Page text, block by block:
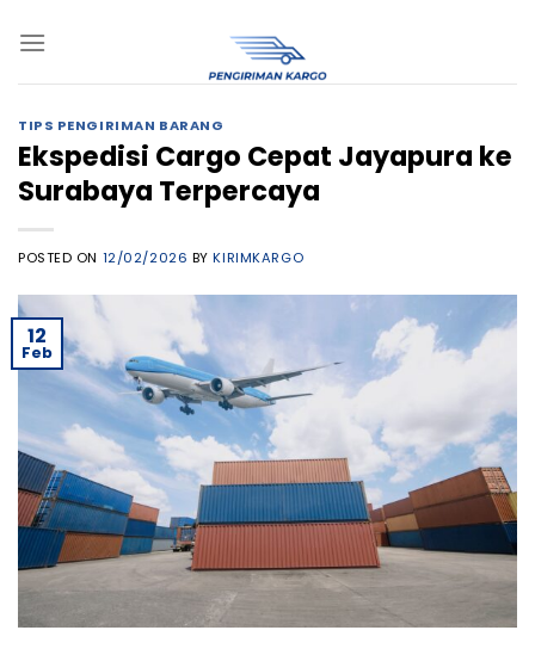
TIPS PENGIRIMAN BARANG
Ekspedisi Cargo Cepat Jayapura ke
Surabaya Terpercaya
POSTED ON 12/02/2026 BYKIRIMKARGO
12
Feb